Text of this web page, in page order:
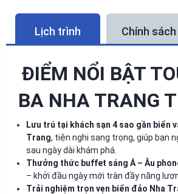
Lịch trình Chính sách
ĐIỂM NỔI BẬT
BA NHA TRANG
Lưu trú tại khách sạn 4 sao gần biển
Trang, tiện nghi sang trọng, giúp bạn
sau ngày dài khám phá.
Thưởng thức buffet sáng Á – Âu
– khởi đầu ngày mới tràn đầy năng
Trải nghiệm trọn vẹn biển đảo Nha